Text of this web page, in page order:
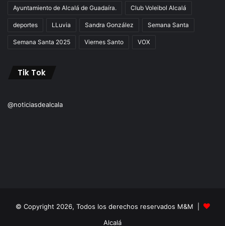
Ayuntamiento de Alcalá de Guadaíra. Club Voleibol Alcalá
deportes LLuvia Sandra González Semana Santa
Semana Santa 2025 Viernes Santo VOX
Tik Tok
@noticiasdealcala
© Copyright 2026, Todos los derechos reservados M&M |
Alcalá